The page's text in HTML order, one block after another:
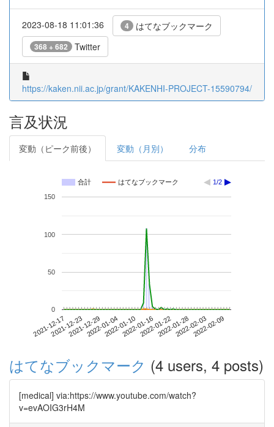
2023-08-18 11:01:36 4 はてなブックマーク
368 + 682 Twitter
https://kaken.nii.ac.jp/grant/KAKENHI-PROJECT-15590794/
言及状況
変動（ピーク前後） 変動（月別） 分布
合計 はてなブックマーク 1/2
2021-12-172021-12-232021-12-292022-01-042022-01-102022-01-162022-01-222022-01-282022-02-032022-02-09
0
50
100
150
はてなブックマーク (4 users, 4 posts)
[medical] via:https://www.youtube.com/watch?
v=evAOIG3rH4M